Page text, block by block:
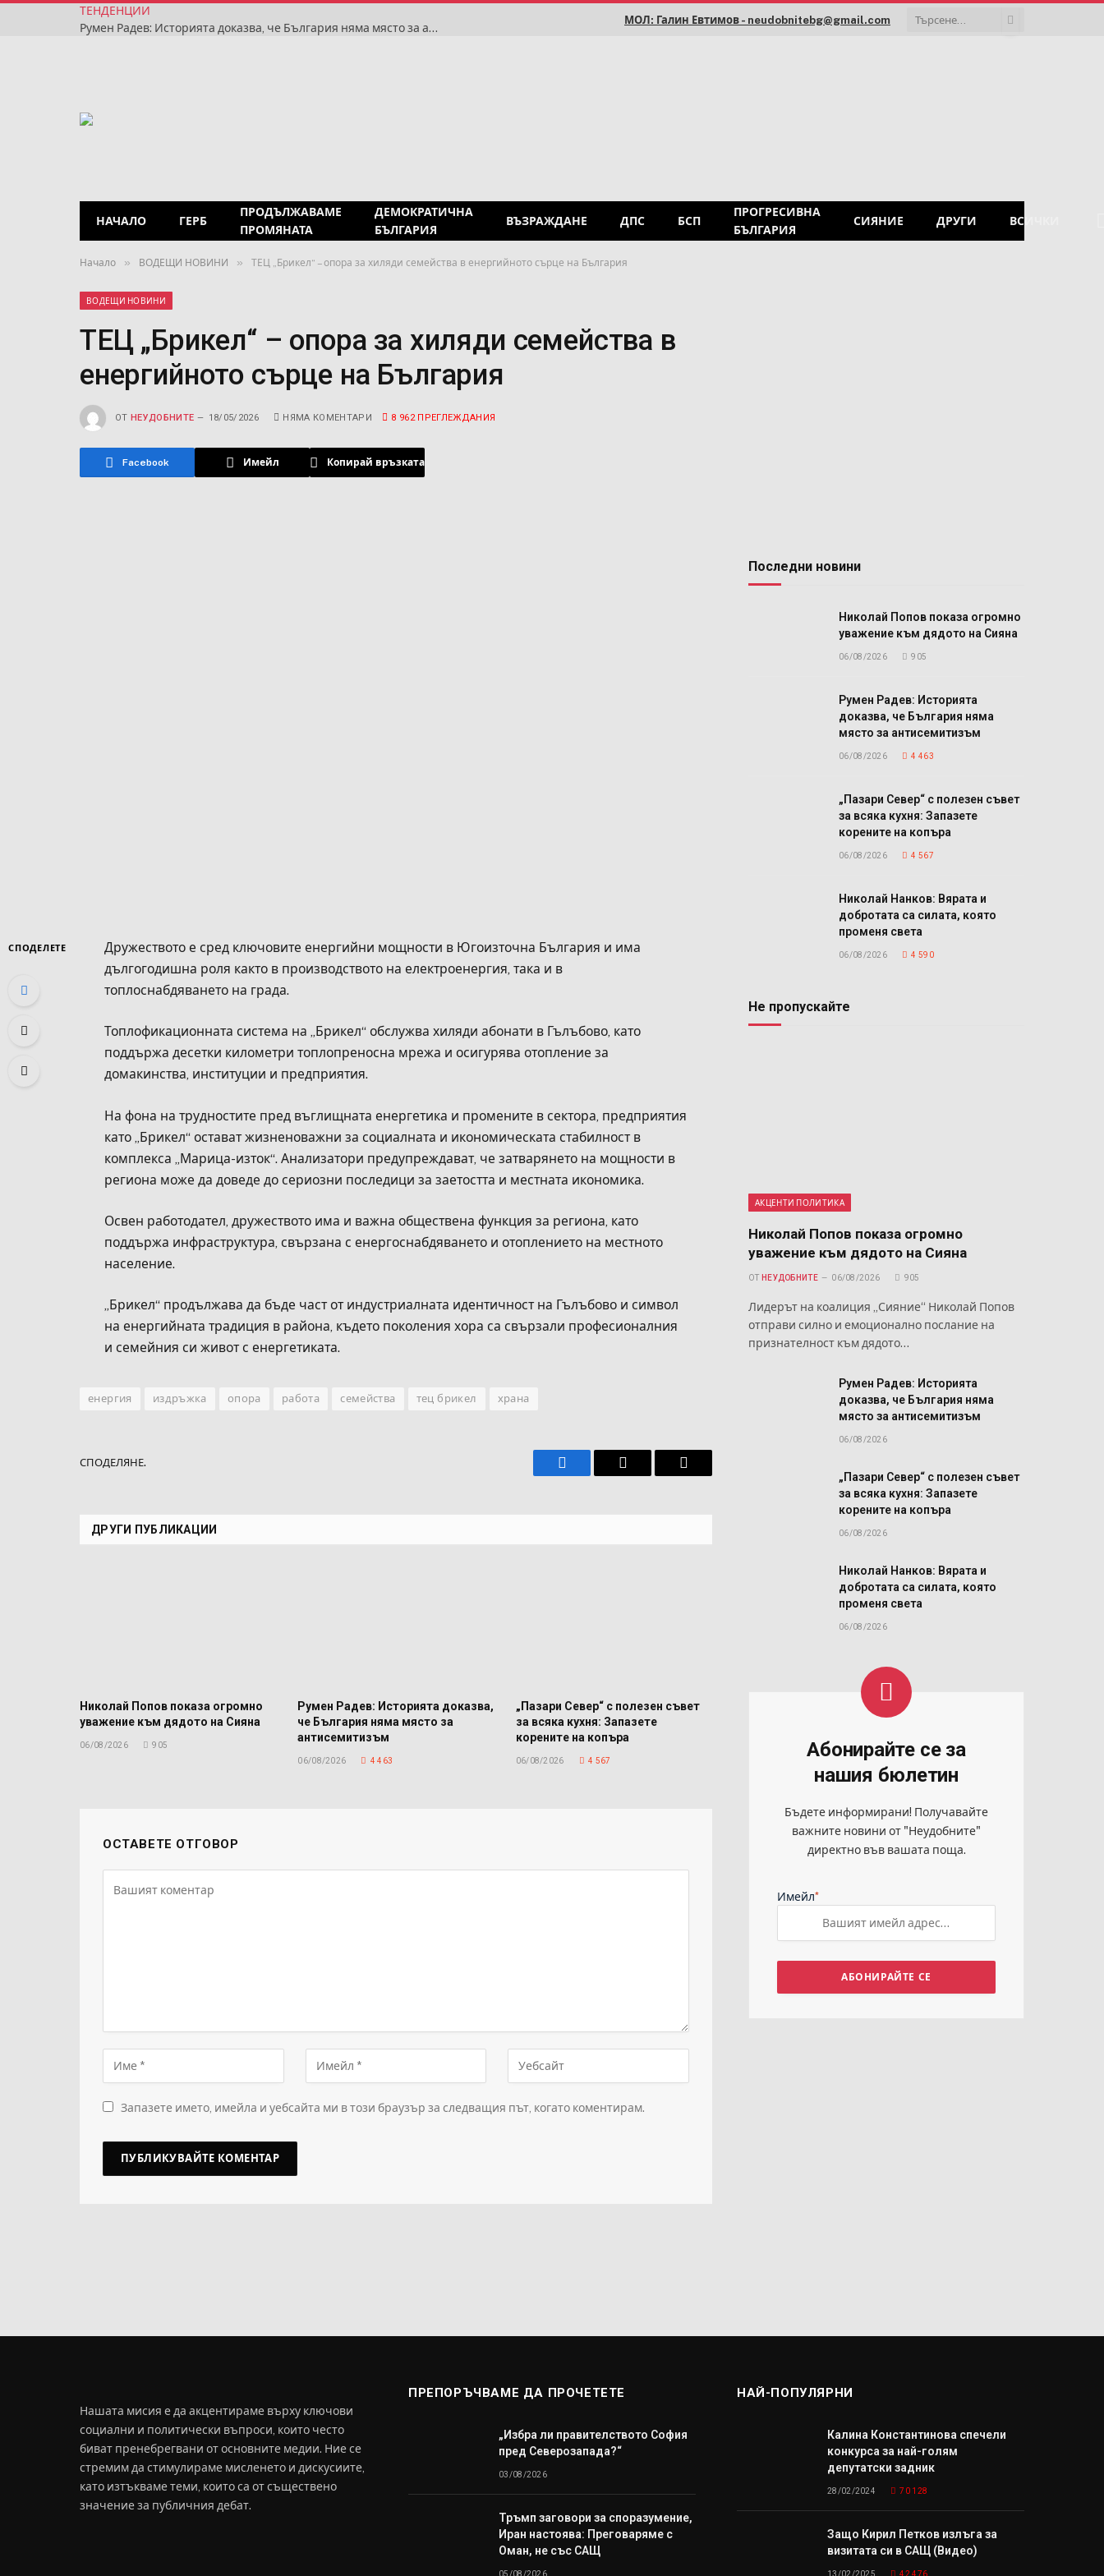
ТЕНДЕНЦИИ
Румен Радев: Историята доказва, че България няма място за антисемитизъм
МОЛ: Галин Евтимов - neudobnitebg@gmail.com
НАЧАЛО ГЕРБ
ПРОДЪЛЖАВАМЕ
ПРОМЯНАТА
ДЕМОКРАТИЧНА
БЪЛГАРИЯ
ВЪЗРАЖДАНЕ ДПС БСП
ПРОГРЕСИВНА
БЪЛГАРИЯ
СИЯНИЕ ДРУГИ ВСИЧКИ
Начало » ВОДЕЩИ НОВИНИ » ТЕЦ „Брикел“ – опора за хиляди семейства в енергийното сърце на България
ВОДЕЩИ НОВИНИ
ТЕЦ „Брикел“ – опора за хиляди семейства в
енергийното сърце на България
ОТ НЕУДОБНИТЕ 18/05/2026 НЯМА КОМЕНТАРИ 8 962 ПРЕГЛЕЖДАНИЯ
Facebook Имейл Копирай връзката
СПОДЕЛЕТЕ
Дружеството е сред ключовите енергийни мощности в Югоизточна България и има
дългогодишна роля както в производството на електроенергия, така и в
топлоснабдяването на града.
Топлофикационната система на „Брикел“ обслужва хиляди абонати в Гълъбово, като
поддържа десетки километри топлопреносна мрежа и осигурява отопление за
домакинства, институции и предприятия.
На фона на трудностите пред въглищната енергетика и промените в сектора, предприятия
като „Брикел“ остават жизненоважни за социалната и икономическата стабилност в
комплекса „Марица-изток“. Анализатори предупреждават, че затварянето на мощности в
региона може да доведе до сериозни последици за заетостта и местната икономика.
Освен работодател, дружеството има и важна обществена функция за региона, като
поддържа инфраструктура, свързана с енергоснабдяването и отоплението на местното
население.
„Брикел“ продължава да бъде част от индустриалната идентичност на Гълъбово и символ
на енергийната традиция в района, където поколения хора са свързали професионалния
и семейния си живот с енергетиката.
енергия издръжка опора работа семейства тец брикел храна
СПОДЕЛЯНЕ.
Facebook Имейл
Копирай
ДРУГИ ПУБЛИКАЦИИ
Николай Попов показа огромно
уважение към дядото на Сияна
06/08/2026 905
Румен Радев: Историята доказва,
че България няма място за
антисемитизъм
06/08/2026 4 463
„Пазари Север“ с полезен съвет
за всяка кухня: Запазете
корените на копъра
06/08/2026 4 567
ОСТАВЕТЕ ОТГОВОР
Запазете името, имейла и уебсайта ми в този браузър за следващия път, когато коментирам.
Последни новини
Николай Попов показа огромно
уважение към дядото на Сияна
06/08/2026 905
Румен Радев: Историята
доказва, че България няма
място за антисемитизъм
06/08/2026 4 463
„Пазари Север“ с полезен съвет
за всяка кухня: Запазете
корените на копъра
06/08/2026 4 567
Николай Нанков: Вярата и
добротата са силата, която
променя света
06/08/2026 4 590
Не пропускайте
АКЦЕНТИ ПОЛИТИКА
Николай Попов показа огромно
уважение към дядото на Сияна
ОТ НЕУДОБНИТЕ 06/08/2026 905
Лидерът на коалиция „Сияние“ Николай Попов
отправи силно и емоционално послание на
признателност към дядото…
Румен Радев: Историята
доказва, че България няма
място за антисемитизъм
06/08/2026
„Пазари Север“ с полезен съвет
за всяка кухня: Запазете
корените на копъра
06/08/2026
Николай Нанков: Вярата и
добротата са силата, която
променя света
06/08/2026
Абонирайте се за
нашия бюлетин
Бъдете информирани! Получавайте
важните новини от "Неудобните"
директно във вашата поща.
Имейл*
Нашата мисия е да акцентираме върху ключови
социални и политически въпроси, които често
биват пренебрегвани от основните медии. Ние се
стремим да стимулираме мисленето и дискусиите,
като изтъкваме теми, които са от съществено
значение за публичния дебат.
ПРЕПОРЪЧВАМЕ ДА ПРОЧЕТЕТЕ
„Избра ли правителството София
пред Северозапада?“
03/08/2026
Тръмп заговори за споразумение,
Иран настоява: Преговаряме с
Оман, не със САЩ
05/08/2026
НАЙ-ПОПУЛЯРНИ
Калина Константинова спечели
конкурса за най-голям
депутатски задник
28/02/2024 70 128
Защо Кирил Петков излъга за
визитата си в САЩ (Видео)
13/02/2025 42 476